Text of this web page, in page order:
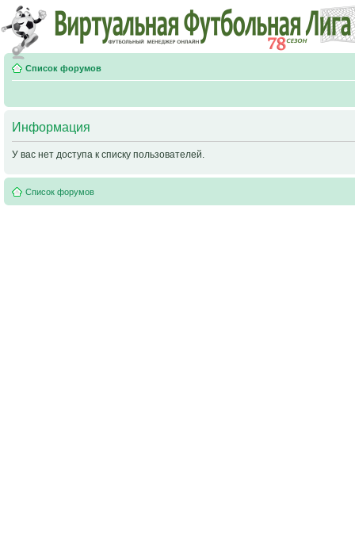
Список форумов
Информация
У вас нет доступа к списку пользователей.
Список форумов